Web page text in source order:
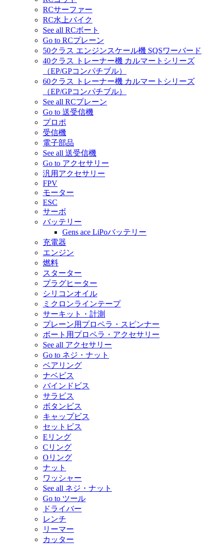
RCサーファー
RC水上バイク
See all RCボート
Go to RCプレーン
50クラス エンジンスケール機 SQSワーバード
40クラス トレーナー機 カルマートシリーズ
（EP/GPコンパチブル）
60クラス トレーナー機 カルマートシリーズ
（EP/GPコンパチブル）
See all RCプレーン
Go to 送受信機
プロポ
受信機
電子部品
See all 送受信機
Go to アクセサリー
汎用アクセサリー
FPV
モーター
ESC
サーボ
バッテリー
Gens ace LiPoバッテリー
充電器
エンジン
燃料
スターター
プラグヒーター
シリコンオイル
ミクロンラインテープ
サーキット・計測
プレーン用プロペラ・スピンナー
ボート用プロペラ・アクセサリー
See all アクセサリー
Go to ネジ・ナット
ベアリング
ナベビス
バインドビス
サラビス
ボタンビス
キャップビス
セットビス
Eリング
Cリング
Oリング
ナット
ワッシャー
See all ネジ・ナット
Go to ツール
ドライバー
レンチ
リーマー
カッター